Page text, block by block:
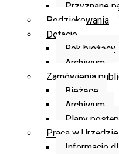
Przyznane
Podziękowania
Dotacje
Rok bieżący
Archiwum
Zamówienia
Bieżące
Archiwum
Plany
Praca w Urzędzie
Informacje